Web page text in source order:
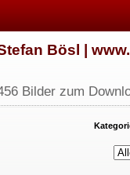
Bösl |
Bilder zum